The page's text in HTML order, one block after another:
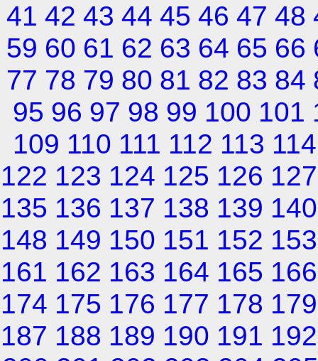
41 42 43 44 45 46 47 48
59 60 61 62 63 64 65 66
77 78 79 80 81 82 83 84
95 96 97 98 99 100 101
109 110 111 112 113 114
122 123 124 125 126 127
135 136 137 138 139 140
148 149 150 151 152 153
161 162 163 164 165 166
174 175 176 177 178 179
187 188 189 190 191 192